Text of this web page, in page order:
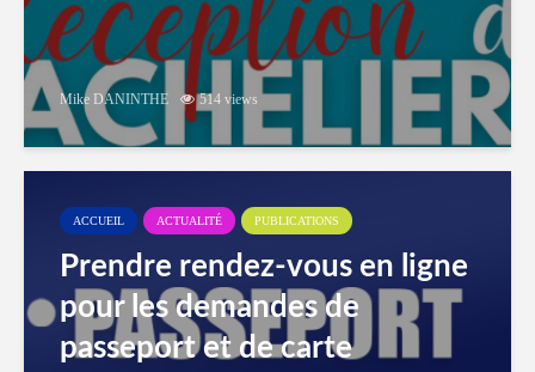
Mike DANINTHE 514 views
ACCUEIL ACTUALITÉ PUBLICATIONS
Prendre rendez-vous en ligne
pour les demandes de
passeport et de carte